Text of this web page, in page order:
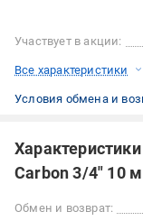
Участвует в акции:
Все характеристики
Условия обмена и
Carbon 3/4" 10 м
Обмен и возврат: